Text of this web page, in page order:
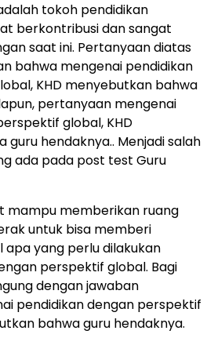
tokoh pendidikan
berkontribusi dan sangat
saat ini. Pertanyaan diatas
bahwa mengenai pendidikan
KHD menyebutkan bahwa
pertanyaan mengenai
global, KHD
hendaknya.. Menjadi salah
ada pada post test Guru
mampu memberikan ruang
untuk bisa memberi
yang perlu dilakukan
perspektif global. Bagi
dengan jawaban
pendidikan dengan perspektif
bahwa guru hendaknya.